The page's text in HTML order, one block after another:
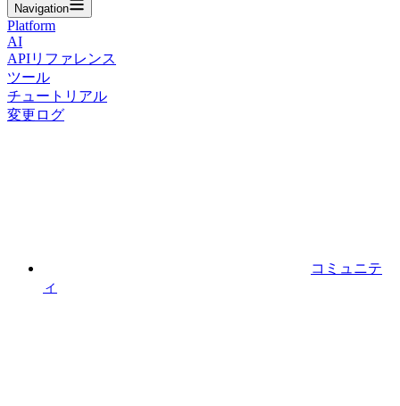
Navigation
Platform
AI
APIリファレンス
ツール
チュートリアル
変更ログ
コミュニテ
ィ